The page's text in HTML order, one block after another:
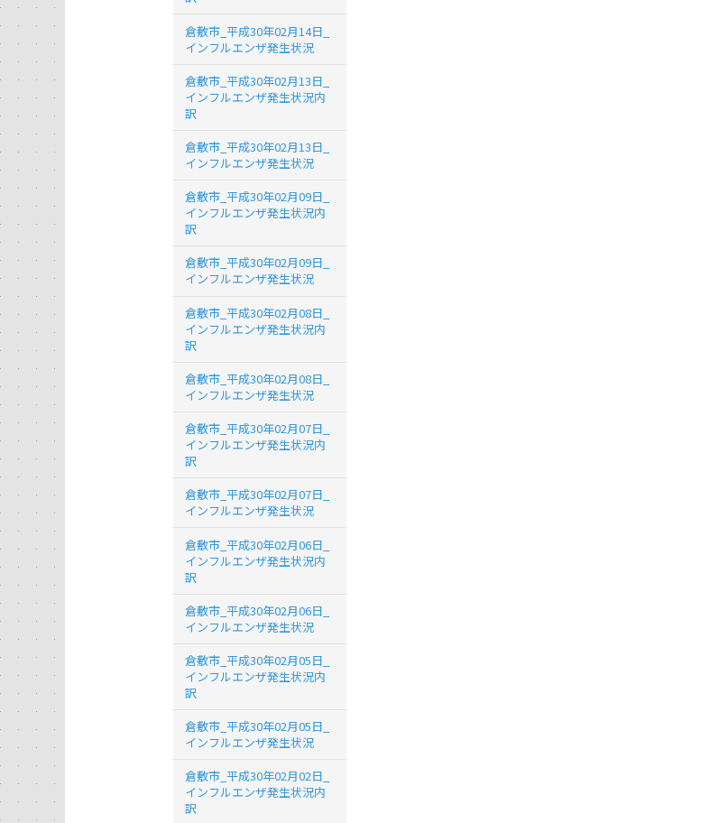
倉敷市_平成30年02月14日_
インフルエンザ発生状況
倉敷市_平成30年02月13日_
インフルエンザ発生状況内
訳
倉敷市_平成30年02月13日_
インフルエンザ発生状況
倉敷市_平成30年02月09日_
インフルエンザ発生状況内
訳
倉敷市_平成30年02月09日_
インフルエンザ発生状況
倉敷市_平成30年02月08日_
インフルエンザ発生状況内
訳
倉敷市_平成30年02月08日_
インフルエンザ発生状況
倉敷市_平成30年02月07日_
インフルエンザ発生状況内
訳
倉敷市_平成30年02月07日_
インフルエンザ発生状況
倉敷市_平成30年02月06日_
インフルエンザ発生状況内
訳
倉敷市_平成30年02月06日_
インフルエンザ発生状況
倉敷市_平成30年02月05日_
インフルエンザ発生状況内
訳
倉敷市_平成30年02月05日_
インフルエンザ発生状況
倉敷市_平成30年02月02日_
インフルエンザ発生状況内
訳